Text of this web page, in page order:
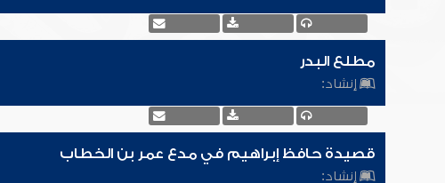
مطلع البدر
إنشاد:
قصيدة حافظ إبراهيم في مدع عمر بن الخطاب
إنشاد: